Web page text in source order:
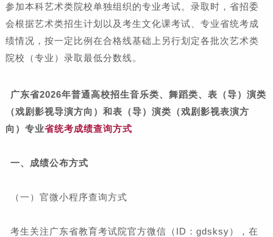
参加本科艺术类院校单独组织的专业考试。录取时，省招委
会根据艺术类招生计划以及考生文化课考试、专业省统考成
绩情况，按一定比例在合格线基础上另行划定各批次艺术类
院校（专业）录取最低分数线。
广东省2026年普通高校招生音乐类、舞蹈类、表（导）演类
（戏剧影视导演方向）和表（导）演类（戏剧影视表演方
向）专业省统考成绩查询方式
一、成绩公布方式
（一）官微小程序查询方式
考生关注广东省教育考试院官方微信（ID：gdsksy），在